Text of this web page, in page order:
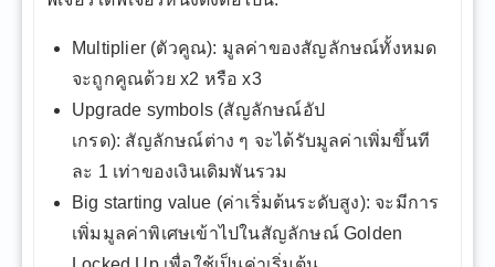
Multiplier (ตัวคูณ): มูลค่าของสัญลักษณ์ทั้งหมด
จะถูกคูณด้วย x2 หรือ x3
Upgrade symbols (สัญลักษณ์อัป
เกรด): สัญลักษณ์ต่าง ๆ จะได้รับมูลค่าเพิ่มขึ้นที
ละ 1 เท่าของเงินเดิมพันรวม
Big starting value (ค่าเริ่มต้นระดับสูง): จะมีการ
เพิ่มมูลค่าพิเศษเข้าไปในสัญลักษณ์ Golden